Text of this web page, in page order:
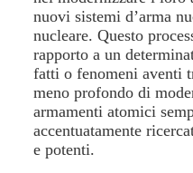
nuovi sistemi d’arma
nucleare. Questo
rapporto a un
fatti o fenomeni aventi
meno profondo di
armamenti atomici
accentuatamente
e potenti.